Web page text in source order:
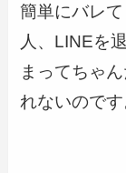
簡単にバレ
人、LINEを
まってちゃ
れないのです